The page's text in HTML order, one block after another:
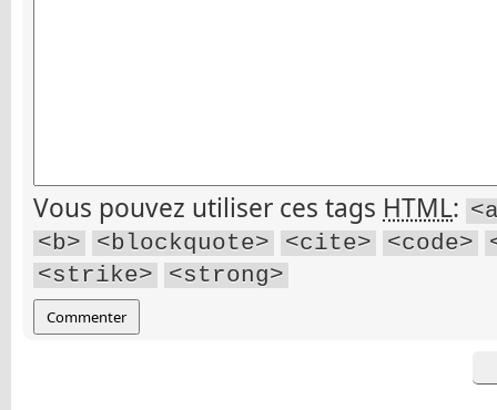
Vous pouvez utiliser ces tags HTML:
<b>
<blockquote> <cite> <code>
<strike>
<strong>